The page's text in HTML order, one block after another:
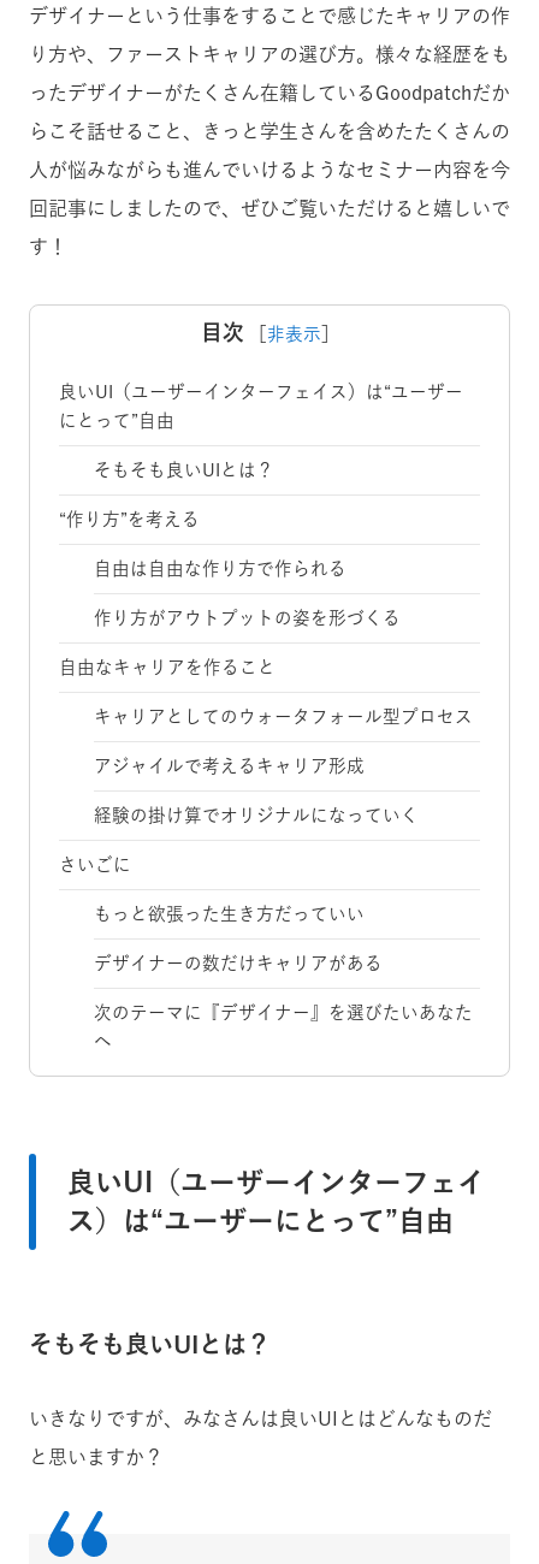
デザイナーという仕事をすることで感じたキャリアの作
り方や、ファーストキャリアの選び方。様々な経歴をも
ったデザイナーがたくさん在籍しているGoodpatchだか
らこそ話せること、きっと学生さんを含めたたくさんの
人が悩みながらも進んでいけるようなセミナー内容を今
回記事にしましたので、ぜひご覧いただけると嬉しいで
す！
目次 非表示
良いUI（ユーザーインターフェイス）は“ユーザー
にとって”自由
そもそも良いUIとは？
“作り方”を考える
自由は自由な作り方で作られる
作り方がアウトプットの姿を形づくる
自由なキャリアを作ること
キャリアとしてのウォータフォール型プロセス
アジャイルで考えるキャリア形成
経験の掛け算でオリジナルになっていく
さいごに
もっと欲張った生き方だっていい
デザイナーの数だけキャリアがある
次のテーマに『デザイナー』を選びたいあなた
へ
良いUI（ユーザーインターフェイ
ス）は“ユーザーにとって”自由
そもそも良いUIとは？
いきなりですが、みなさんは良いUIとはどんなものだ
と思いますか？